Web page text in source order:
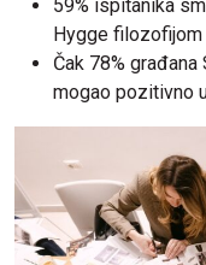
59% ispitanika
Hygge filozofijom
Čak 78%
mogao pozitivno